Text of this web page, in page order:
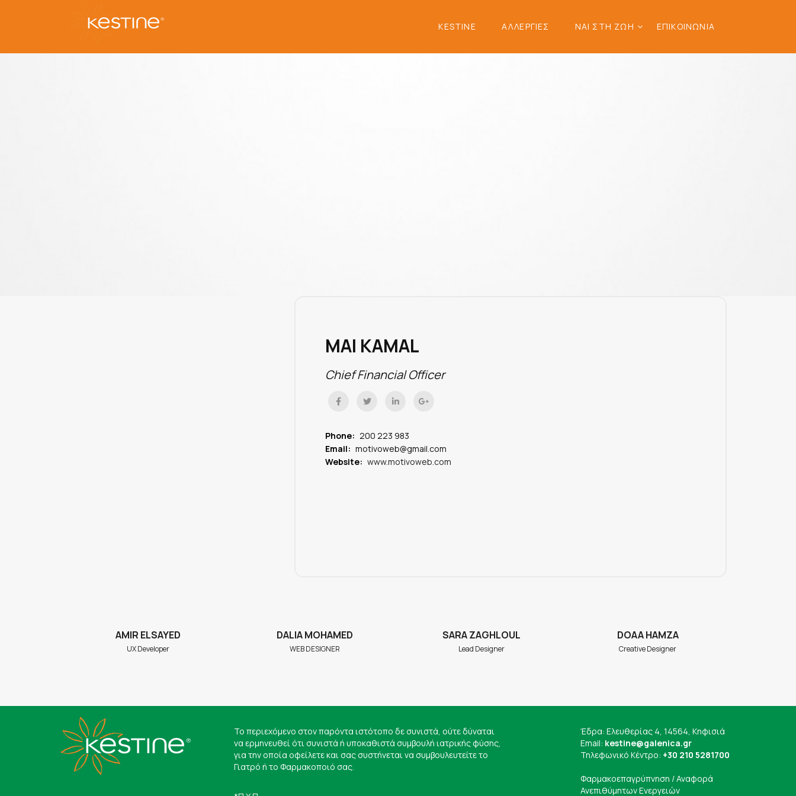
KESTINE ΑΛΛΕΡΓΙΕΣ ΝΑΙ ΣΤΗ ΖΩΗ ΕΠΙΚΟΙΝΩΝΙΑ
MAI KAMAL
Chief Financial Officer
Phone: 200 223 983
Email: motivoweb@gmail.com
Website: www.motivoweb.com
AMIR ELSAYED
UX Developer
DALIA MOHAMED
WEB DESIGNER
SARA ZAGHLOUL
Lead Designer
DOAA HAMZA
Creative Designer
Το περιεχόμενο στον παρόντα ιστότοπο δε συνιστά, ούτε δύναται
να ερμηνευθεί ότι συνιστά ή υποκαθιστά συμβουλή ιατρικής φύσης,
για την οποία οφείλετε και σας συστήνεται να συμβουλευτείτε το
Γιατρό ή το Φαρμακοποιό σας.
Έδρα: Ελευθερίας 4, 14564, Κηφισιά
Email: kestine@galenica.gr
Τηλεφωνικό Κέντρο: +30 210 5281700
Φαρμακοεπαγρύπνηση / Αναφορά
Ανεπιθύμητων Ενεργειών